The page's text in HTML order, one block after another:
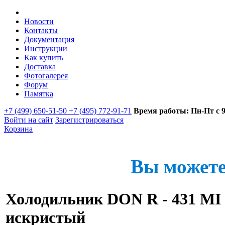
Новости
Контакты
Документация
Инструкции
Как купить
Доставка
Фотогалерея
Форум
Памятка
+7 (499) 650-51-50 +7 (495) 772-91-71 Время работы: Пн-Пт с
Войти на сайт Зарегистрироваться
Корзина
Вы
Холодильник DON R - 431
искристый